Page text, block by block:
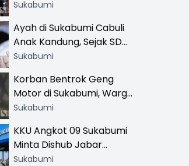
Resmi di 13 Lokasi Wisata,
Khusus
Sukabumi
Ayah di Sukabumi Cabuli
Anak Kandung, Sejak SD
Hingga SMA
Sukabumi
Korban Bentrok Geng
Motor di Sukabumi, Warga
dan Sopir Tangki
Sukabumi
KKU Angkot 09 Sukabumi
Minta Dishub Jabar
Tertibkan Trayek Ciawi-
Sukabumi